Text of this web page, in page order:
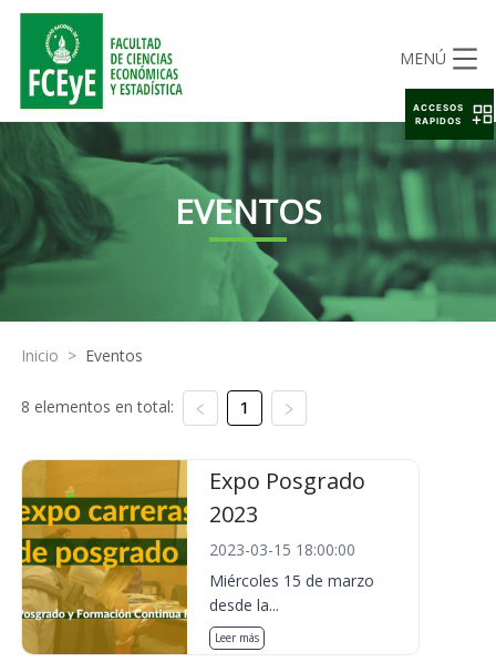
MENÚ
EVENTOS
Inicio > Eventos
8 elementos en total: 1
Expo Posgrado
2023
2023-03-15 18:00:00
Miércoles 15 de marzo
desde la...
Leer más
ACCESOS
RAPIDOS